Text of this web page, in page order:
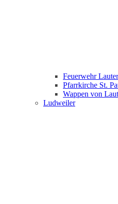
Feuerwehr
Pfarrkirche St.
Wappen von
Ludweiler